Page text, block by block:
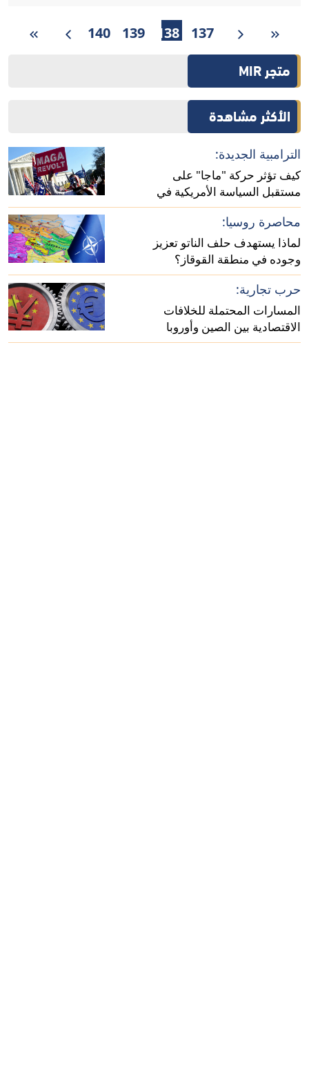
137
138
139
140
متجر MIR
الأكثر مشاهدة
الترامبية الجديدة:
كيف تؤثر حركة "ماجا" على
مستقبل السياسة الأمريكية في
أفريقيا؟
محاصرة روسيا:
لماذا يستهدف حلف الناتو تعزيز
وجوده في منطقة القوقاز؟
حرب تجارية:
المسارات المحتملة للخلافات
الاقتصادية بين الصين وأوروبا